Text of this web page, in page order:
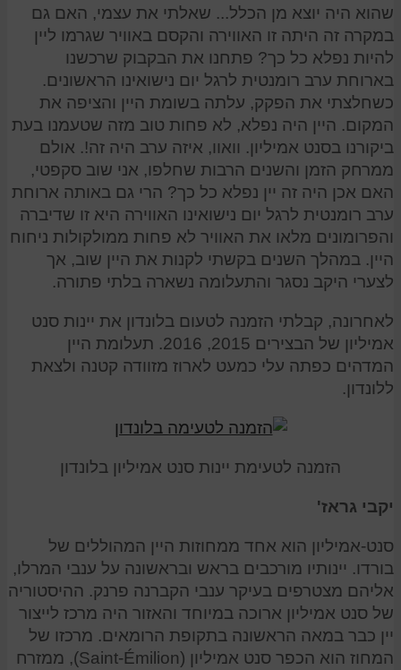
שהוא היה יוצא מן הכלל... שאלתי את עצמי, האם גם
במקרה זה היתה זו האווירה והקסם באוויר שגרמו ליין
להיות נפלא כל כך? פתחנו את הבקבוק שרכשנו
בארוחת ערב רומנטית לרגל יום נישואינו הראשונים.
כשחלצתי את הפקק, עלתה בשומת היין והציפה את
המקום. היין היה נפלא, לא פחות טוב מזה שטעמנו בעת
ביקורנו בסנט אמיליון. וואוו, איזה ערב היה זה!. אולם
ממרחק הזמן והשנים הרבות שחלפו, אני שוב סקפטי,
האם אכן היה זה יין נפלא כל כך? הרי גם באותה ארוחת
ערב רומנטית לרגל יום נישואינו האווירה היא זו שדיברה
והפרומונים מלאו את האוויר לא פחות ממולקולות ניחוח
היין. במהלך השנים בקשתי לקנות את היין שוב, אך
לצערי היקב נסגר והתעלומה נשארה בלתי פתורה.
לאחרונה, קבלתי הזמנה לטעום בלונדון את יינות סנט
אמיליון של הבצירים 2015, 2016. תעלומת היין
המדהים כפתה עלי כמעט לארוז מזוודה קטנה ולצאת
ללונדון.
הזמנה לטעימת יינות סנט אמיליון בלונדון
יקבי גראז'
סנט-אמיליון הוא אחד ממחוזות היין המהוללים של
בורדו. יינותיו מורכבים בראש ובראשונה על ענבי המרלו,
אליהם מצטרפים בעיקר ענבי הקברנה פרנק. ההיסטוריה
של סנט אמיליון ארוכה במיוחד והאזור היה מרכז לייצור
יין כבר במאה הראשונה בתקופת הרומאים. מרכזו של
המחוז הוא הכפר סנט אמיליון (Saint-Émilion), ממזרח